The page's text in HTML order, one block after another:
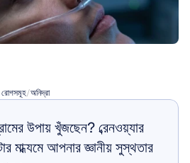
রোগসমূহ/অনিদ্রা
উপায় খুঁজছেন? ব্রেনওয়্যার
মাধ্যমে আপনার জ্ঞানীয় সুস্থতার